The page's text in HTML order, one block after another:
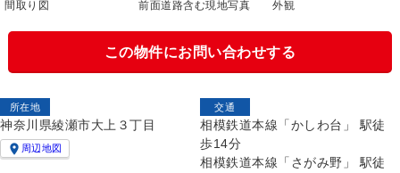
前面道路含む現地写真 外観
この物件にお問い合わせする
所在地
神奈川県綾瀬市大上３丁目
 周辺地図
交通
相模鉄道本線「かしわ台」 駅徒
歩14分
相模鉄道本線「さがみ野」 駅徒